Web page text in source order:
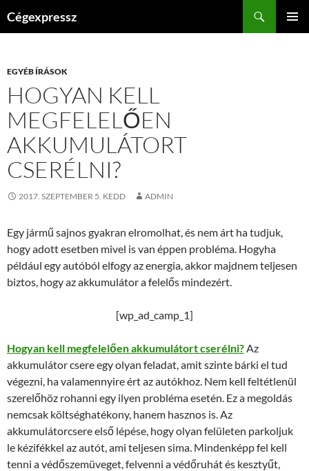
Cégexpressz
EGYÉB ÍRÁSOK
HOGYAN KELL
MEGFELELŐEN
AKKUMULÁTORT
CSERÉLNI?
2017. SZEPTEMBER 5. KEDD ADMIN
Egy jármű sajnos gyakran elromolhat, és nem árt ha tudjuk,
hogy adott esetben mivel is van éppen probléma. Hogyha
például egy autóból elfogy az energia, akkor majdnem teljesen
biztos, hogy az akkumulátor a felelős mindezért.
[wp_ad_camp_1]
Hogyan kell megfelelően akkumulátort cserélni?Az
akkumulátor csere egy olyan feladat, amit szinte bárki el tud
végezni, ha valamennyire ért az autókhoz. Nem kell feltétlenül
szerelőhöz rohanni egy ilyen probléma esetén. Ez a megoldás
nemcsak költséghatékony, hanem hasznos is. Az
akkumulátorcsere első lépése, hogy olyan felületen parkoljuk
le kézifékkel az autót, ami teljesen sima. Mindenképp fel kell
tenni a védőszemüveget, felvenni a védőruhát és kesztyűt,